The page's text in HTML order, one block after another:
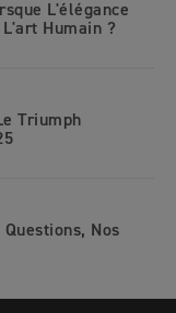
L'élégance
Humain ?
Triumph
Questions, Nos